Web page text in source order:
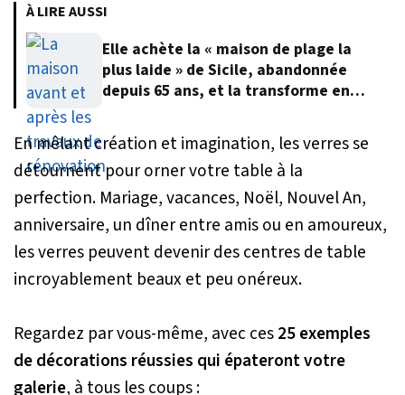
À LIRE AUSSI
Elle achète la « maison de plage la
plus laide » de Sicile, abandonnée
depuis 65 ans, et la transforme en
En mêlant création et imagination, les verres se
détournent pour orner votre table à la
perfection. Mariage, vacances, Noël, Nouvel An,
anniversaire, un dîner entre amis ou en amoureux,
les verres peuvent devenir des centres de table
incroyablement beaux et peu onéreux.
Regardez par vous-même, avec ces25 exemples
de décorations réussies qui épateront votre
galerie, à tous les coups :